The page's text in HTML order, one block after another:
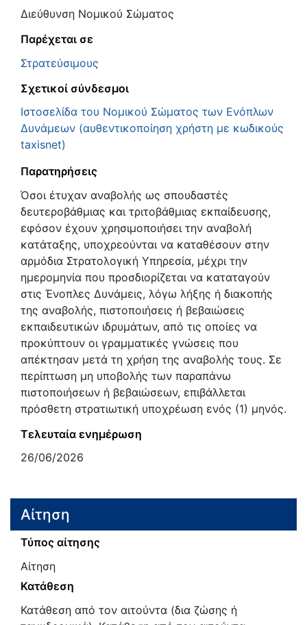
Διεύθυνση Νομικού Σώματος
Παρέχεται σε
Στρατεύσιμους
Σχετικοί σύνδεσμοι
Ιστοσελίδα του Νομικού Σώματος των Ενόπλων
Δυνάμεων (αυθεντικοποίηση χρήστη με κωδικούς
taxisnet)
Παρατηρήσεις
Όσοι έτυχαν αναβολής ως σπουδαστές
δευτεροβάθμιας και τριτοβάθμιας εκπαίδευσης,
εφόσον έχουν χρησιμοποιήσει την αναβολή
κατάταξης, υποχρεούνται να καταθέσουν στην
αρμόδια Στρατολογική Υπηρεσία, μέχρι την
ημερομηνία που προσδιορίζεται να καταταγούν
στις Ένοπλες Δυνάμεις, λόγω λήξης ή διακοπής
της αναβολής, πιστοποιήσεις ή βεβαιώσεις
εκπαιδευτικών ιδρυμάτων, από τις οποίες να
προκύπτουν οι γραμματικές γνώσεις που
απέκτησαν μετά τη χρήση της αναβολής τους. Σε
περίπτωση μη υποβολής των παραπάνω
πιστοποιήσεων ή βεβαιώσεων, επιβάλλεται
πρόσθετη στρατιωτική υποχρέωση ενός (1) μηνός.
Τελευταία ενημέρωση
26/06/2026
Αίτηση
Τύπος αίτησης
Αίτηση
Κατάθεση
Κατάθεση από τον αιτούντα (δια ζώσης ή